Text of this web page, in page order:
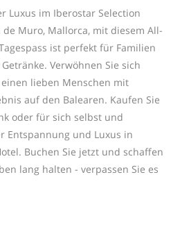
Luxus im Iberostar Selection
Muro, Mallorca, mit diesem All-
ist perfekt für Familien
Verwöhnen Sie sich
lieben Menschen mit
auf den Balearen. Kaufen Sie
oder für sich selbst und
Entspannung und Luxus in
Buchen Sie jetzt und schaffen
lang halten - verpassen Sie es